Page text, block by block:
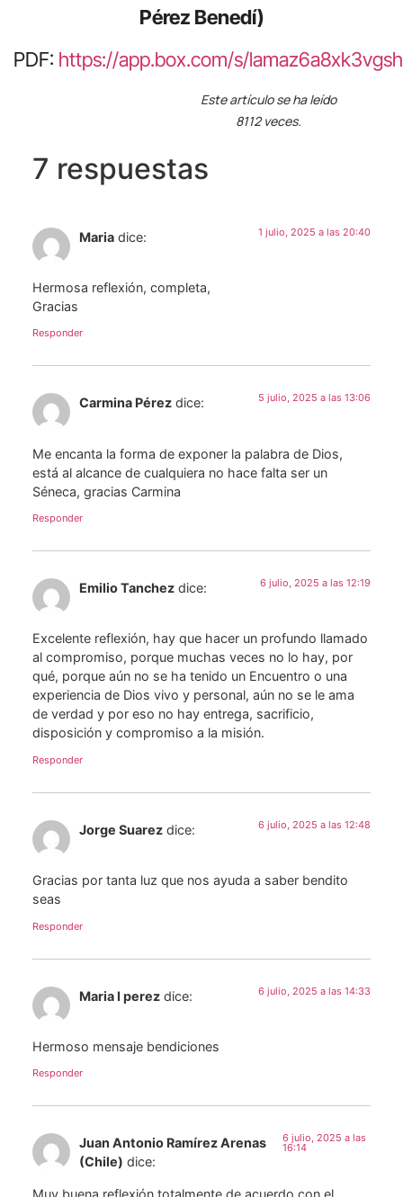
Pérez Benedí)
PDF: https://app.box.com/s/
Este artículo se ha leído
8112 veces.
7 respuestas
Maria dice: 1 julio, 2025 a las 20:40
Hermosa reflexión, completa,
Gracias
Responder
Carmina Pérez dice: 5 julio, 2025 a las 13:06
Me encanta la forma de exponer la palabra de Dios,
está al alcance de cualquiera no hace falta ser un
Séneca, gracias Carmina
Responder
Emilio Tanchez dice: 6 julio, 2025 a las 12:19
Excelente reflexión, hay que hacer un profundo llamado
al compromiso, porque muchas veces no lo hay, por
qué, porque aún no se ha tenido un Encuentro o una
experiencia de Dios vivo y personal, aún no se le ama
de verdad y por eso no hay entrega, sacrificio,
disposición y compromiso a la misión.
Responder
Jorge Suarez dice: 6 julio, 2025 a las 12:48
Gracias por tanta luz que nos ayuda a saber bendito
seas
Responder
Maria I perez dice: 6 julio, 2025 a las 14:33
Hermoso mensaje bendiciones
Responder
Juan Antonio Ramírez Arenas
(Chile) dice:
6 julio, 2025 a las
16:14
Muy buena reflexión,totalmente de acuerdo con el